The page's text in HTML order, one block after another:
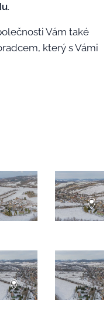
.
Vám také
který s Vámi